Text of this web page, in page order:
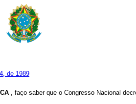
de 1989
, faço saber que o Congresso Nacional